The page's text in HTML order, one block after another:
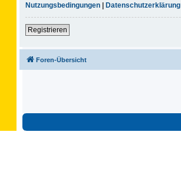
Nutzungsbedingungen | Datenschutzerklärung
Registrieren
Foren-Übersicht